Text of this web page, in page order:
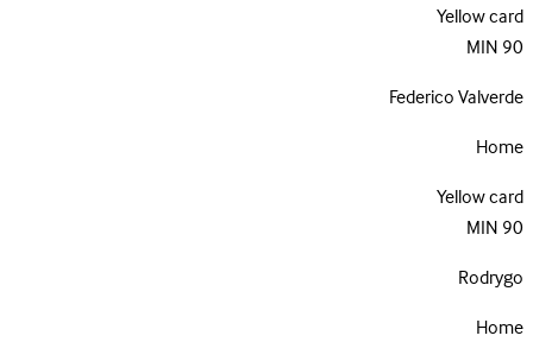
Yellow card
90
MIN
Federico Valverde
Home
Yellow card
90
MIN
Rodrygo
Home